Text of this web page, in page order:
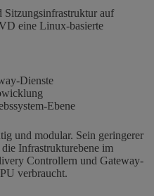
Sitzungsinfrastruktur auf
eine Linux-basierte
Dienste
Ebene
und modular. Sein geringerer
die Infrastrukturebene im
Controllern und Gateway-
verbraucht.